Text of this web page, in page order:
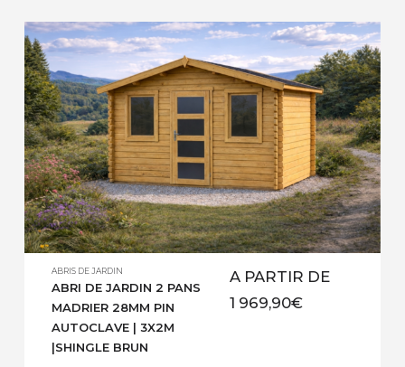
ABRIS DE JARDIN
ABRI DE JARDIN 2 PANS
MADRIER 28MM PIN
AUTOCLAVE | 3X2M
|SHINGLE BRUN
A PARTIR DE
1 969,90€